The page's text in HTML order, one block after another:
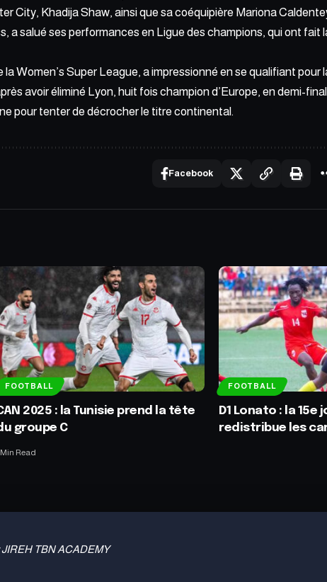
City, Khadija Shaw, ainsi que sa coéquipière Mariona
a salué ses performances en Ligue des champions, qui ont fait
Women’s Super League, a impressionné en se qualifiant pour
avoir éliminé Lyon, huit fois champion d’Europe, en demi-
pour tenter de décrocher le titre continental.
Facebook
FOOTBALL
2025 : la Tunisie prend la tête
groupe C
Min Read
FOOTBALL
D1 Lonato : la 15e
redistribue les
JIREH TBN ACADEMY